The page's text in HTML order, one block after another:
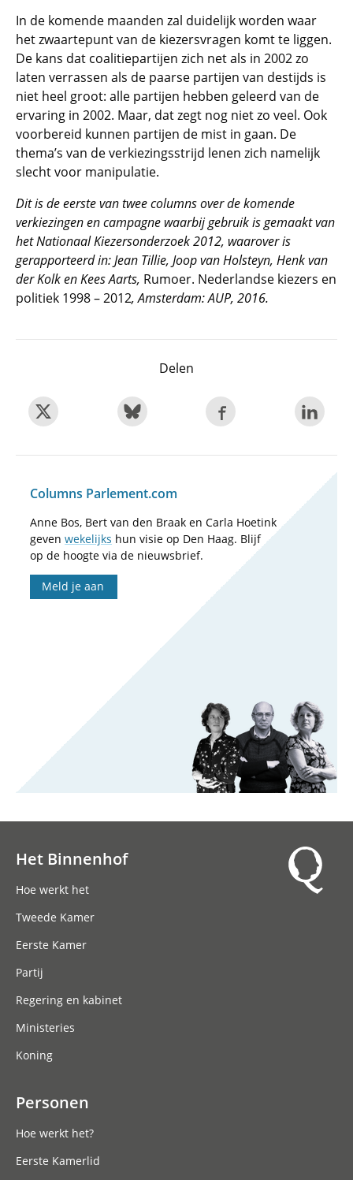
In de komende maanden zal duidelijk worden waar
het zwaartepunt van de kiezersvragen komt te liggen.
De kans dat coalitiepartijen zich net als in 2002 zo
laten verrassen als de paarse partijen van destijds is
niet heel groot: alle partijen hebben geleerd van de
ervaring in 2002. Maar, dat zegt nog niet zo veel. Ook
voorbereid kunnen partijen de mist in gaan. De
thema’s van de verkiezingsstrijd lenen zich namelijk
slecht voor manipulatie.
Dit is de eerste van twee columns over de komende
verkiezingen en campagne waarbij gebruik is gemaakt van
het Nationaal Kiezersonderzoek 2012, waarover is
gerapporteerd in: Jean Tillie, Joop van Holsteyn, Henk van
der Kolk en Kees Aarts, Rumoer. Nederlandse kiezers en
politiek 1998 – 2012, Amsterdam: AUP, 2016.
Delen
Columns Parlement.com
Anne Bos, Bert van den Braak en Carla Hoetink
geven wekelijks hun visie op Den Haag. Blijf
op de hoogte via de nieuwsbrief.
Meld je aan
Het Binnenhof
Hoe werkt het
Tweede Kamer
Eerste Kamer
Partij
Regering en kabinet
Ministeries
Koning
Personen
Hoe werkt het?
Eerste Kamerlid